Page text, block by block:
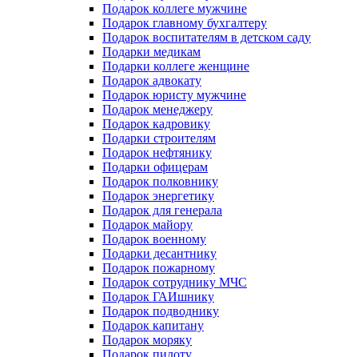
Подарок коллеге мужчине
Подарок главному бухгалтеру
Подарок воспитателям в детском саду
Подарки медикам
Подарки коллеге женщине
Подарок адвокату
Подарок юристу мужчине
Подарок менеджеру
Подарок кадровику
Подарки строителям
Подарок нефтянику
Подарки офицерам
Подарок полковнику
Подарок энергетику
Подарок для генерала
Подарок майору
Подарок военному
Подарки десантнику
Подарок пожарному
Подарок сотруднику МЧС
Подарок ГАИшнику
Подарок подводнику
Подарок капитану
Подарок моряку
Подарок пилоту